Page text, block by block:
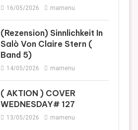
16/05/2026 mamenu
(Rezension) Sinnlichkeit In
Salò Von Claire Stern (
Band 5)
14/05/2026 mamenu
( AKTION ) COVER
WEDNESDAY# 127
13/05/2026 mamenu